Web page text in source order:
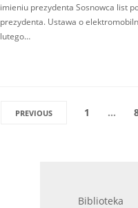
imieniu prezydenta Sosnowca list
prezydenta. Ustawa o
lutego…
PREVIOUS 1 …
Biblioteka